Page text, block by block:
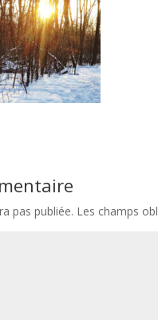
pas publiée. Les champs